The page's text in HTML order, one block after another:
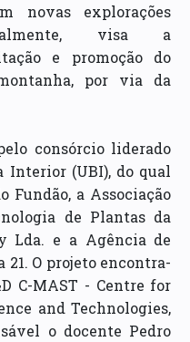
novas explorações
visa a
e promoção do
por via da
consórcio liderado
Interior (UBI), do qual
a Associação
de Plantas da
Lda. e a Agência de
O projeto encontra-
C-MAST - Centre for
and Technologies,
o docente Pedro